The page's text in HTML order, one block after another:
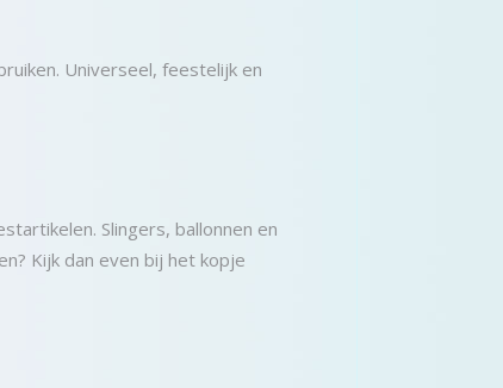
Universeel, feestelijk en
Slingers, ballonnen en
Kijk dan even bij het kopje